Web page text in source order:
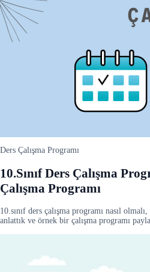
Ders Çalışma Programı
10.Sınıf Ders Çalışma
Çalışma Programı
10.sınıf ders çalışma programı nasıl
anlattık ve örnek bir çalışma programı